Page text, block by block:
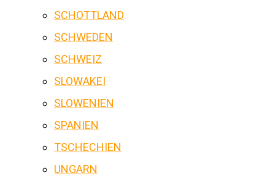
SCHOTTLAND
SCHWEDEN
SCHWEIZ
SLOWAKEI
SLOWENIEN
SPANIEN
TSCHECHIEN
UNGARN